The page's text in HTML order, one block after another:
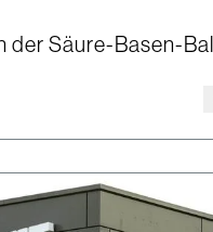
der Säure-Basen-